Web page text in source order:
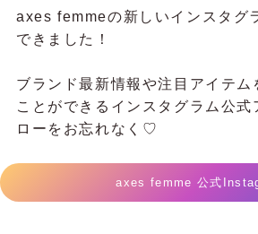
axes femmeの新しいインスタグ
できました！
ブランド最新情報や注目アイテム
ことができるインスタグラム公式
ローをお忘れなく♡
axes femme 公式